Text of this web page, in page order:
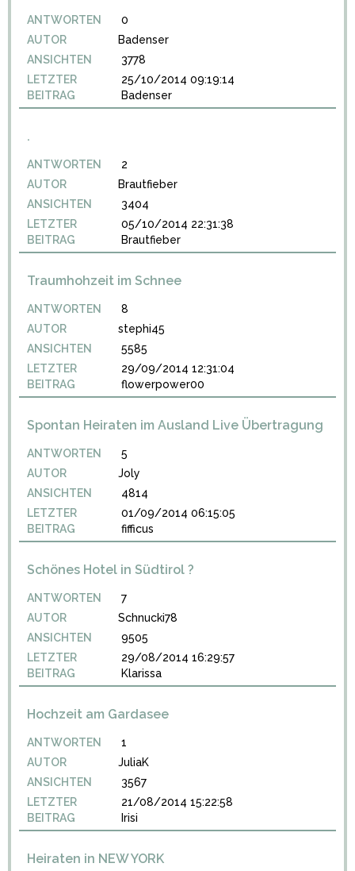
ANTWORTEN
0
AUTOR
Badenser
ANSICHTEN
3778
LETZTER
BEITRAG
25/10/2014 09:19:14
Badenser
.
ANTWORTEN
2
AUTOR
Brautfieber
ANSICHTEN
3404
LETZTER
BEITRAG
05/10/2014 22:31:38
Brautfieber
Traumhohzeit im Schnee
ANTWORTEN
8
AUTOR
stephi45
ANSICHTEN
5585
LETZTER
BEITRAG
29/09/2014 12:31:04
flowerpower00
Spontan Heiraten im Ausland Live Übertragung
ANTWORTEN
5
AUTOR
Joly
ANSICHTEN
4814
LETZTER
BEITRAG
01/09/2014 06:15:05
fifficus
Schönes Hotel in Südtirol ?
ANTWORTEN
7
AUTOR
Schnucki78
ANSICHTEN
9505
LETZTER
BEITRAG
29/08/2014 16:29:57
Klarissa
Hochzeit am Gardasee
ANTWORTEN
1
AUTOR
JuliaK
ANSICHTEN
3567
LETZTER
BEITRAG
21/08/2014 15:22:58
Irisi
Heiraten in NEW YORK